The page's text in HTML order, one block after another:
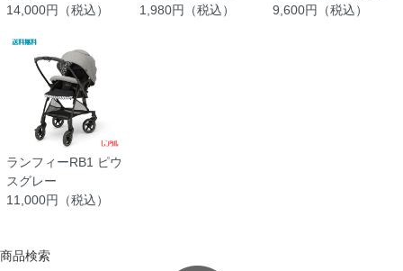
14,000円（税込）
1,980円（税込）
9,600円（税込）
ランフィーRB1 ピウ
スグレー
11,000円（税込）
商品検索